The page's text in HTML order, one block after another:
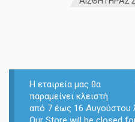
Η εταιρεία μας θα
παραμείνει κλειστή
από 7 έως 16 Αυγούστου